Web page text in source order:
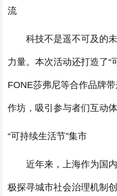
流
科技不是遥不可及的未
力量。本次活动还打造了“
FONE莎弗尼等合作品牌
作坊，吸引参与者们互动体
“可持续生活节”集市
近年来，上海作为国内
极探寻城市社会治理机制